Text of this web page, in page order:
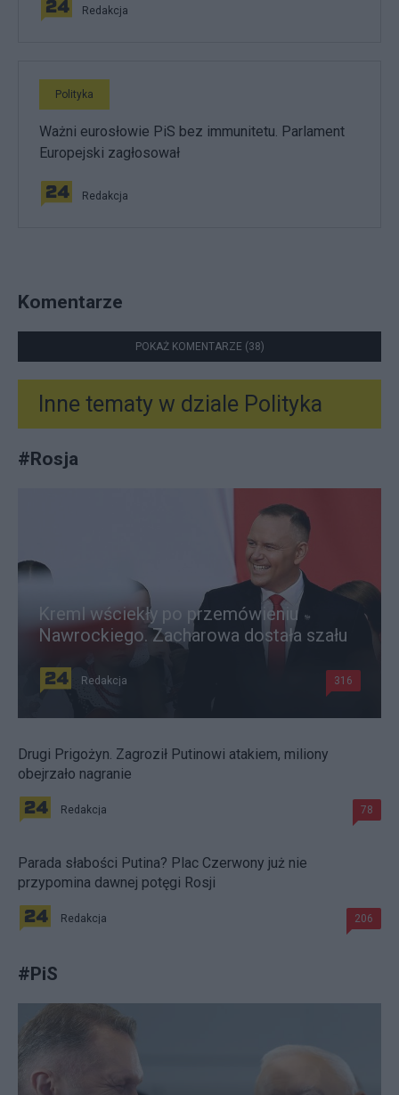
Redakcja
Polityka
Ważni eurosłowie PiS bez immunitetu. Parlament
Europejski zagłosował
Redakcja
Komentarze
POKAŻ KOMENTARZE (38)
Inne tematy w dziale Polityka
#Rosja
Kreml wściekły po przemówieniu
Nawrockiego. Zacharowa dostała szału
Redakcja 316
Drugi Prigożyn. Zagroził Putinowi atakiem, miliony
obejrzało nagranie
Redakcja 78
Parada słabości Putina? Plac Czerwony już nie
przypomina dawnej potęgi Rosji
Redakcja 206
#PiS